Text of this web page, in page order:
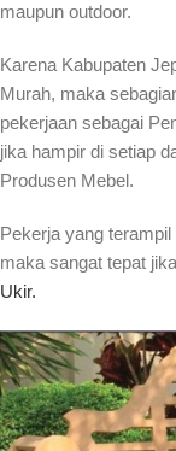
maupun outdoor.
Karena Kabupaten
Murah, maka
pekerjaan sebagai
jika hampir di setiap
Produsen Mebel.
Pekerja yang
maka sangat tepat
Ukir.